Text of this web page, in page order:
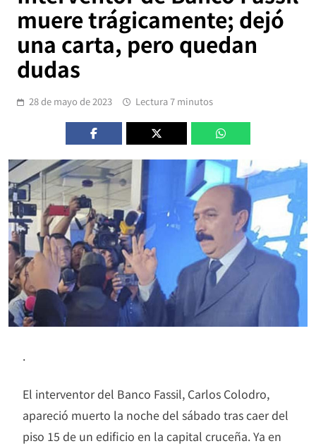
muere trágicamente; dejó
una carta, pero quedan
dudas
28 de mayo de 2023 Lectura 7 minutos
.
El interventor del Banco Fassil, Carlos Colodro,
apareció muerto la noche del sábado tras caer del
piso 15 de un edificio en la capital cruceña. Ya en